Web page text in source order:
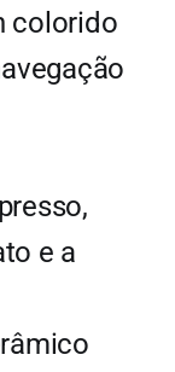
colorido
e a